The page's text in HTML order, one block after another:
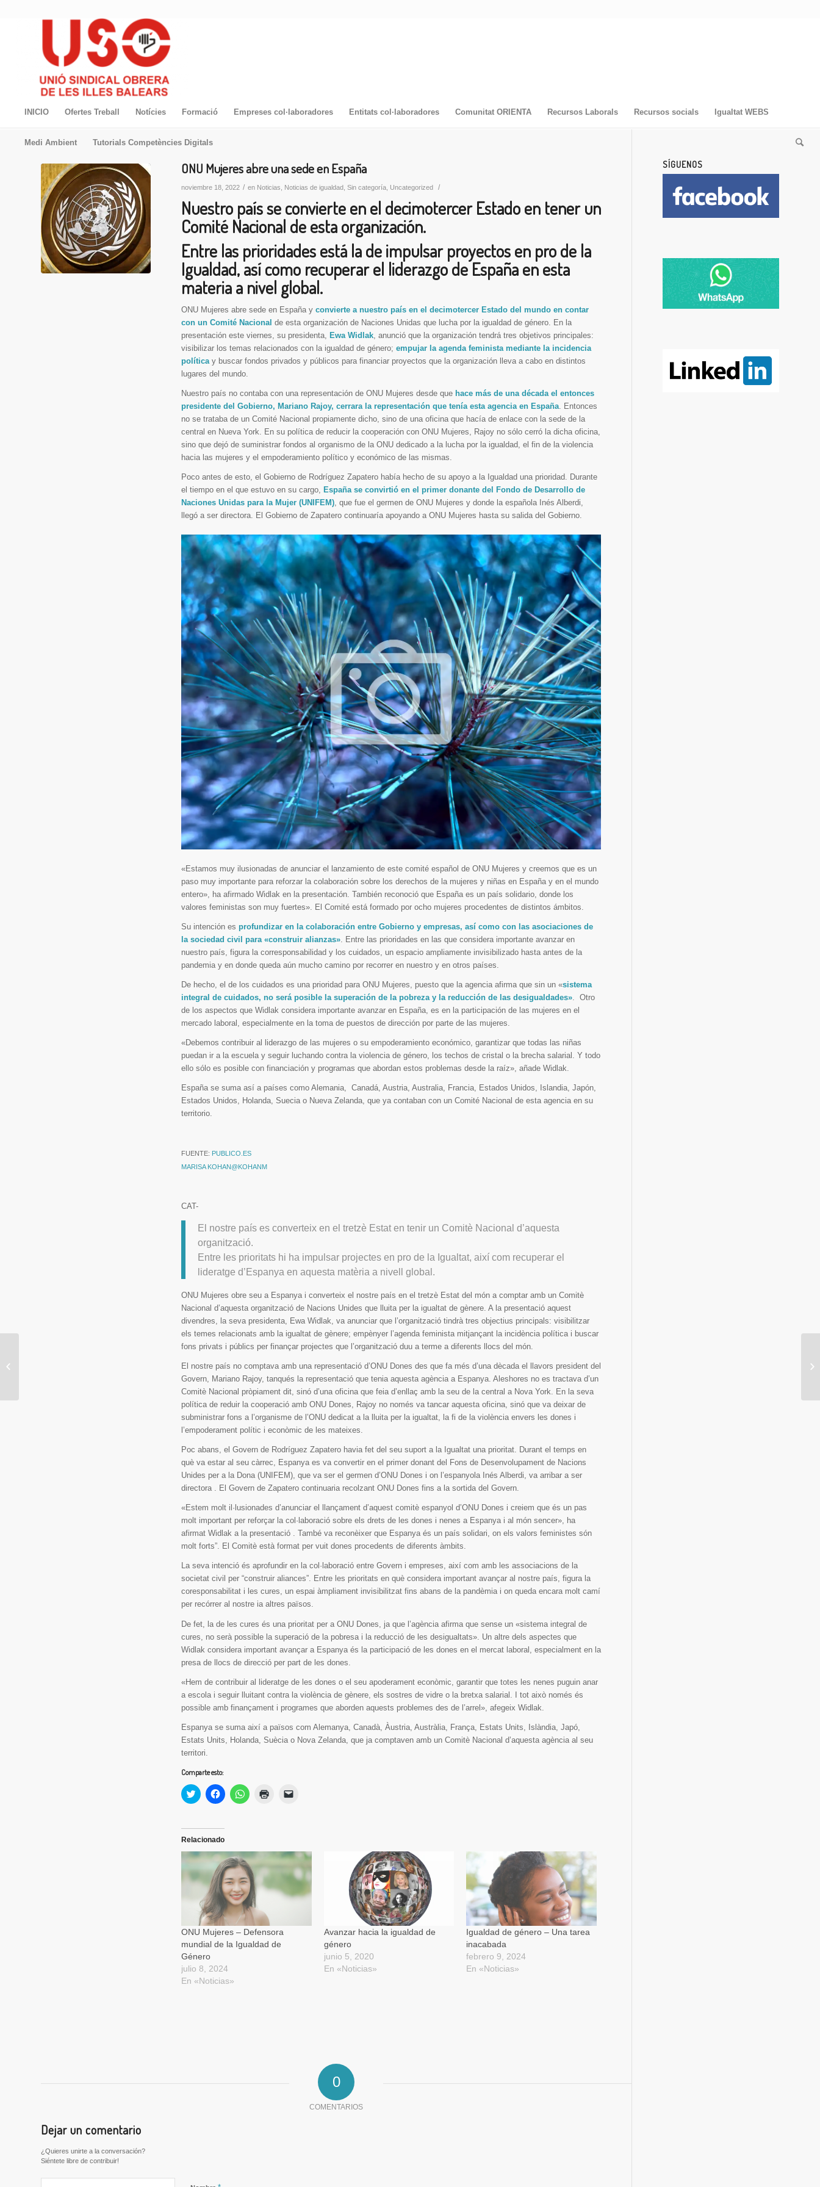
INICIO Ofertes Treball Notícies Formació Empreses col·laboradores Entitats col·laboradores Comunitat ORIENTA Recursos Laborals Recursos socials Igualtat WEBS
Medi Ambient Tutorials Competències Digitals
ONU Mujeres abre una sede en España
noviembre 18, 2022 / en Noticias Noticias de igualdad Sin categoría Uncategorized /
Nuestro país se convierte en el decimotercer Estado en tener un
Comité Nacional de esta organización.
Entre las prioridades está la de impulsar proyectos en pro de la
Igualdad, así como recuperar el liderazgo de España en esta
materia a nivel global.
ONU Mujeres abre sede en España y convierte a nuestro país en el decimotercer Estado del mundo en contar
con un Comité Nacional de esta organización de Naciones Unidas que lucha por la igualdad de género. En la
presentación este viernes, su presidenta, Ewa Widlak, anunció que la organización tendrá tres objetivos principales:
visibilizar los temas relacionados con la igualdad de género; empujar la agenda feminista mediante la incidencia
política y buscar fondos privados y públicos para financiar proyectos que la organización lleva a cabo en distintos
lugares del mundo.
Nuestro país no contaba con una representación de ONU Mujeres desde que hace más de una década el entonces
presidente del Gobierno, Mariano Rajoy, cerrara la representación que tenía esta agencia en España. Entonces
no se trataba de un Comité Nacional propiamente dicho, sino de una oficina que hacía de enlace con la sede de la
central en Nueva York. En su política de reducir la cooperación con ONU Mujeres, Rajoy no sólo cerró la dicha oficina,
sino que dejó de suministrar fondos al organismo de la ONU dedicado a la lucha por la igualdad, el fin de la violencia
hacia las mujeres y el empoderamiento político y económico de las mismas.
Poco antes de esto, el Gobierno de Rodríguez Zapatero había hecho de su apoyo a la Igualdad una prioridad. Durante
el tiempo en el que estuvo en su cargo, España se convirtió en el primer donante del Fondo de Desarrollo de
Naciones Unidas para la Mujer (UNIFEM), que fue el germen de ONU Mujeres y donde la española Inés Alberdi,
llegó a ser directora. El Gobierno de Zapatero continuaría apoyando a ONU Mujeres hasta su salida del Gobierno.
«Estamos muy ilusionadas de anunciar el lanzamiento de este comité español de ONU Mujeres y creemos que es un
paso muy importante para reforzar la colaboración sobre los derechos de la mujeres y niñas en España y en el mundo
entero», ha afirmado Widlak en la presentación. También reconoció que España es un país solidario, donde los
valores feministas son muy fuertes». El Comité está formado por ocho mujeres procedentes de distintos ámbitos.
Su intención es profundizar en la colaboración entre Gobierno y empresas, así como con las asociaciones de
la sociedad civil para «construir alianzas». Entre las prioridades en las que considera importante avanzar en
nuestro país, figura la corresponsabilidad y los cuidados, un espacio ampliamente invisibilizado hasta antes de la
pandemia y en donde queda aún mucho camino por recorrer en nuestro y en otros países.
De hecho, el de los cuidados es una prioridad para ONU Mujeres, puesto que la agencia afirma que sin un «sistema
integral de cuidados, no será posible la superación de la pobreza y la reducción de las desigualdades». Otro
de los aspectos que Widlak considera importante avanzar en España, es en la participación de las mujeres en el
mercado laboral, especialmente en la toma de puestos de dirección por parte de las mujeres.
«Debemos contribuir al liderazgo de las mujeres o su empoderamiento económico, garantizar que todas las niñas
puedan ir a la escuela y seguir luchando contra la violencia de género, los techos de cristal o la brecha salarial. Y todo
ello sólo es posible con financiación y programas que abordan estos problemas desde la raíz», añade Widlak.
España se suma así a países como Alemania, Canadá, Austria, Australia, Francia, Estados Unidos, Islandia, Japón,
Estados Unidos, Holanda, Suecia o Nueva Zelanda, que ya contaban con un Comité Nacional de esta agencia en su
territorio.
FUENTE: PUBLICO.ES
MARISA KOHAN@KOHANM
CAT-
El nostre país es converteix en el tretzè Estat en tenir un Comitè Nacional d’aquesta
organització.
Entre les prioritats hi ha impulsar projectes en pro de la Igualtat, així com recuperar el
lideratge d’Espanya en aquesta matèria a nivell global.
ONU Mujeres obre seu a Espanya i converteix el nostre país en el tretzè Estat del món a comptar amb un Comitè
Nacional d’aquesta organització de Nacions Unides que lluita per la igualtat de gènere. A la presentació aquest
divendres, la seva presidenta, Ewa Widlak, va anunciar que l’organització tindrà tres objectius principals: visibilitzar
els temes relacionats amb la igualtat de gènere; empènyer l’agenda feminista mitjançant la incidència política i buscar
fons privats i públics per finançar projectes que l’organització duu a terme a diferents llocs del món.
El nostre país no comptava amb una representació d’ONU Dones des que fa més d’una dècada el llavors president del
Govern, Mariano Rajoy, tanqués la representació que tenia aquesta agència a Espanya. Aleshores no es tractava d’un
Comitè Nacional pròpiament dit, sinó d’una oficina que feia d’enllaç amb la seu de la central a Nova York. En la seva
política de reduir la cooperació amb ONU Dones, Rajoy no només va tancar aquesta oficina, sinó que va deixar de
subministrar fons a l’organisme de l’ONU dedicat a la lluita per la igualtat, la fi de la violència envers les dones i
l’empoderament polític i econòmic de les mateixes.
Poc abans, el Govern de Rodríguez Zapatero havia fet del seu suport a la Igualtat una prioritat. Durant el temps en
què va estar al seu càrrec, Espanya es va convertir en el primer donant del Fons de Desenvolupament de Nacions
Unides per a la Dona (UNIFEM), que va ser el germen d’ONU Dones i on l’espanyola Inés Alberdi, va arribar a ser
directora . El Govern de Zapatero continuaria recolzant ONU Dones fins a la sortida del Govern.
«Estem molt il·lusionades d’anunciar el llançament d’aquest comitè espanyol d’ONU Dones i creiem que és un pas
molt important per reforçar la col·laboració sobre els drets de les dones i nenes a Espanya i al món sencer», ha
afirmat Widlak a la presentació . També va reconèixer que Espanya és un país solidari, on els valors feministes són
molt forts”. El Comitè està format per vuit dones procedents de diferents àmbits.
La seva intenció és aprofundir en la col·laboració entre Govern i empreses, així com amb les associacions de la
societat civil per “construir aliances”. Entre les prioritats en què considera important avançar al nostre país, figura la
coresponsabilitat i les cures, un espai àmpliament invisibilitzat fins abans de la pandèmia i on queda encara molt camí
per recórrer al nostre ia altres països.
De fet, la de les cures és una prioritat per a ONU Dones, ja que l’agència afirma que sense un «sistema integral de
cures, no serà possible la superació de la pobresa i la reducció de les desigualtats». Un altre dels aspectes que
Widlak considera important avançar a Espanya és la participació de les dones en el mercat laboral, especialment en la
presa de llocs de direcció per part de les dones.
«Hem de contribuir al lideratge de les dones o el seu apoderament econòmic, garantir que totes les nenes puguin anar
a escola i seguir lluitant contra la violència de gènere, els sostres de vidre o la bretxa salarial. I tot això només és
possible amb finançament i programes que aborden aquests problemes des de l’arrel», afegeix Widlak.
Espanya se suma així a països com Alemanya, Canadà, Àustria, Austràlia, França, Estats Units, Islàndia, Japó,
Estats Units, Holanda, Suècia o Nova Zelanda, que ja comptaven amb un Comitè Nacional d’aquesta agència al seu
territori.
Comparte esto:
Haz
clic
Twitter
(Se
en
ventana
nueva)
Haz
clic
Facebook
(Se
en
una
ventana
nueva)
Haz
clic
en
una
ventana
nueva)
ventana
nueva)
electrónico
un
amigo
abre
nueva)
Relacionado
ONU Mujeres – Defensora
mundial de la Igualdad de
Género
julio 8, 2024
En «Noticias»
Avanzar hacia la igualdad de
género
junio 5, 2020
En «Noticias»
Igualdad de género – Una tarea
inacabada
febrero 9, 2024
En «Noticias»
0
COMENTARIOS
Dejar un comentario
¿Quieres unirte a la conversación?
Siéntete libre de contribuir!
SÍGUENOS